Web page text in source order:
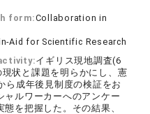
form:Collaboration in
Aid for Scientific Research
イギリス現地調査(6
状と課題を明らかにし、憲
ら成年後見制度の検証をお
ャルワーカーへのアンケー
を把握した。その結果、